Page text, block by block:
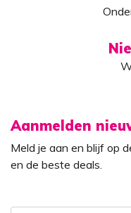
Aanmelden
Meld je aan en blijf op
en de beste deals.